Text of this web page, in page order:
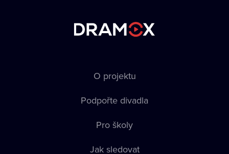
O projektu
Podpořte divadla
Pro školy
Jak sledovat